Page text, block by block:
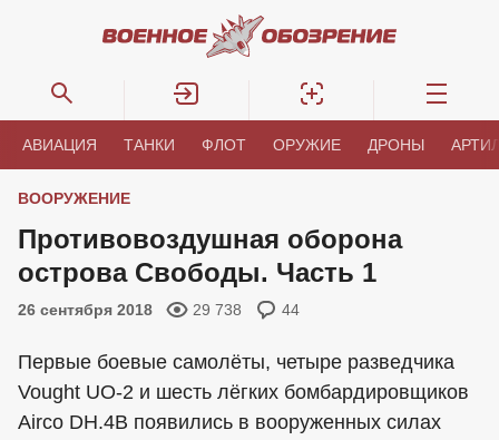
АВИАЦИЯ ТАНКИ ФЛОТ ОРУЖИЕ ДРОНЫ
ВООРУЖЕНИЕ
Противовоздушная оборона
острова Свободы. Часть 1
26 сентября 2018 29 738 44
Первые боевые самолёты, четыре разведчика
Vought UO-2 и шесть лёгких бомбардировщиков
Airco DH.4В появились в вооруженных силах